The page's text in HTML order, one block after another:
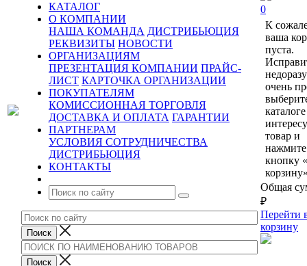
КАТАЛОГ
О КОМПАНИИ
НАША КОМАНДА ДИСТРИБЬЮЦИЯ
РЕКВИЗИТЫ НОВОСТИ
ОРГАНИЗАЦИЯМ
ПРЕЗЕНТАЦИЯ КОМПАНИИ ПРАЙС-
ЛИСТ КАРТОЧКА ОРГАНИЗАЦИИ
ПОКУПАТЕЛЯМ
КОМИССИОННАЯ ТОРГОВЛЯ
ДОСТАВКА И ОПЛАТА ГАРАНТИИ
ПАРТНЕРАМ
УСЛОВИЯ СОТРУДНИЧЕСТВА
ДИСТРИБЬЮЦИЯ
КОНТАКТЫ
0
К
ваша
пуста.
очень
каталоге
товар и
нажмите
кнопку
Общая
₽
Перейти
корзину